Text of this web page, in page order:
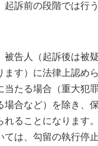
起訴前の段階では行
被告人（起訴後は被
ます）に法律上認め
当たる場合（重大犯
場合など）を除き、
ることになります。
ては、勾留の執行停